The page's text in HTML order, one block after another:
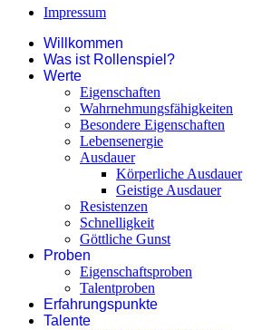
Impressum
Willkommen
Was ist Rollenspiel?
Werte
Eigenschaften
Wahrnehmungsfähigkeiten
Besondere Eigenschaften
Lebensenergie
Ausdauer
Körperliche Ausdauer
Geistige Ausdauer
Resistenzen
Schnelligkeit
Göttliche Gunst
Proben
Eigenschaftsproben
Talentproben
Erfahrungspunkte
Talente